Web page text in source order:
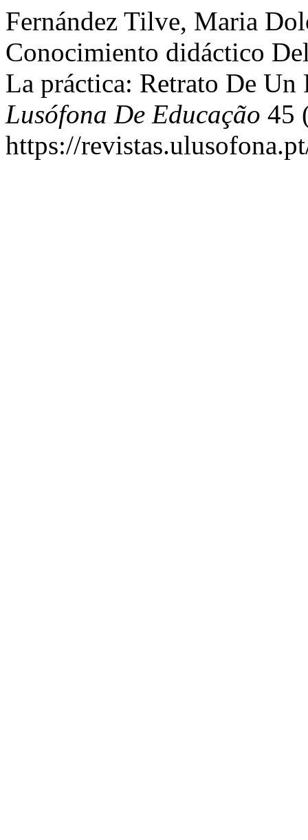
Fernández Tilve, Maria
Conocimiento didáctico
La práctica: Retrato De
Lusófona De Educação 45
https://